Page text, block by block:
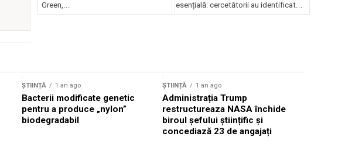
Green,...
esențială: cercetătorii au identificat...
ȘTIINȚĂ 1 an ago
Bacterii modificate genetic
pentru a produce „nylon”
biodegradabil
ȘTIINȚĂ 1 an ago
Administrația Trump
restructureaza NASA închide
biroul șefului științific și
concediază 23 de angajați